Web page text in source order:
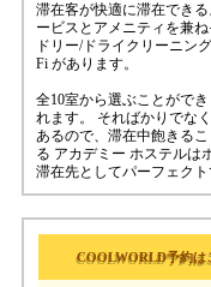
滞在客が快適に滞在でき
ービスとアメニティを兼
ドリー/ドライクリーニン
Fi があります。
全10室から選ぶことがで
れます。 そればかりでな
あるので、滞在中飽きる
る アカデミー ホステルは
滞在先としてパーフェクト
COOLWORLD予約は